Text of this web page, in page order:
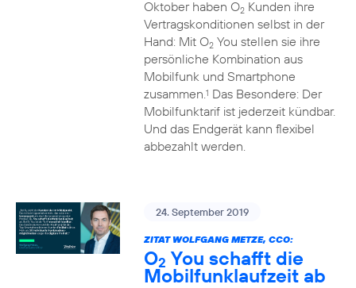
Oktober haben O2Kunden ihre
Vertragskonditionen selbst in der
Hand: Mit O2You stellen sie ihre
persönliche Kombination aus
Mobilfunk und Smartphone
zusammen.1 Das Besondere: Der
Mobilfunktarif ist jederzeit kündbar.
Und das Endgerät kann flexibel
abbezahlt werden.
24. September 2019
ZITAT WOLFGANG METZE, CCO:
O2 You schafft die
Mobilfunklaufzeit ab